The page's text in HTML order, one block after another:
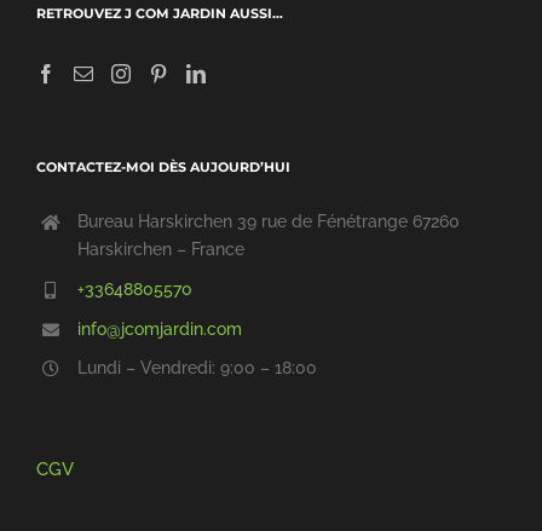
RETROUVEZ J COM JARDIN AUSSI…
CONTACTEZ-MOI DÈS AUJOURD’HUI
Bureau Harskirchen 39 rue de Fénétrange 67260
Harskirchen – France
+33648805570
info@jcomjardin.com
Lundi – Vendredi: 9:00 – 18:00
CGV